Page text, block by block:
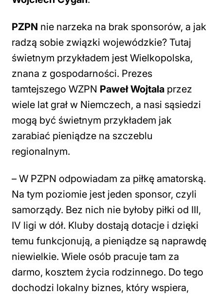
PZPN nie narzeka na brak sponsorów, a jak
radzą sobie związki wojewódzkie? Tutaj
świetnym przykładem jest Wielkopolska,
znana z gospodarności. Prezes
tamtejszego WZPN Paweł Wojtala przez
wiele lat grał w Niemczech, a nasi sąsiedzi
mogą być świetnym przykładem jak
zarabiać pieniądze na szczeblu
regionalnym.
– W PZPN odpowiadam za piłkę amatorską.
Na tym poziomie jest jeden sponsor, czyli
samorządy. Bez nich nie byłoby piłki od III,
IV ligi w dół. Kluby dostają dotacje i dzięki
temu funkcjonują, a pieniądze są naprawdę
niewielkie. Wiele osób pracuje tam za
darmo, kosztem życia rodzinnego. Do tego
dochodzi lokalny biznes, który wspiera,